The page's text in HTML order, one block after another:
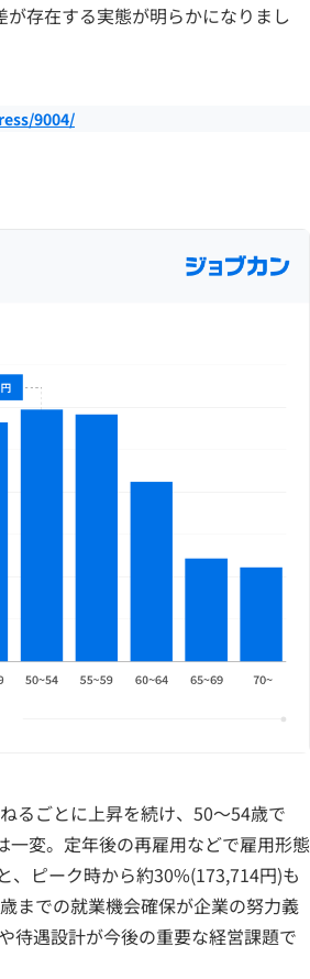
存在する実態が明らかになりまし
9004/
るごとに上昇を続け、50～54歳で
変。定年後の再雇用などで雇用形態
、ピーク時から約30%(173,714円)も
までの就業機会確保が企業の努力義
待遇設計が今後の重要な経営課題で